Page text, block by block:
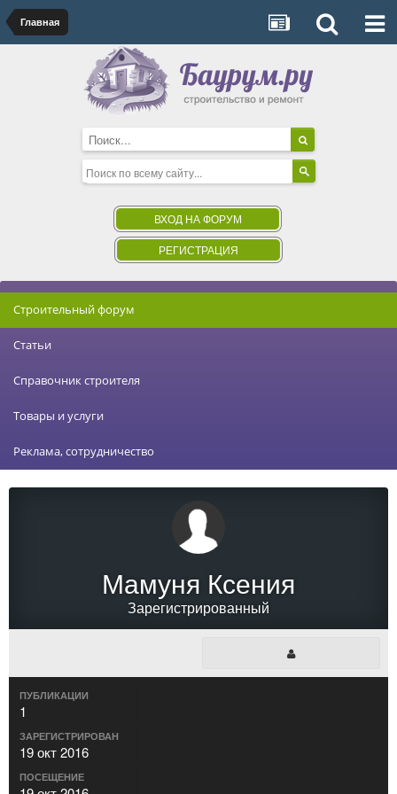
Главная
ВХОД НА ФОРУМ
РЕГИСТРАЦИЯ
Строительный форум
Статьи
Справочник строителя
Товары и услуги
Реклама, сотрудничество
Мамуня Ксения
Зарегистрированный
ПУБЛИКАЦИИ
1
ЗАРЕГИСТРИРОВАН
19 окт 2016
ПОСЕЩЕНИЕ